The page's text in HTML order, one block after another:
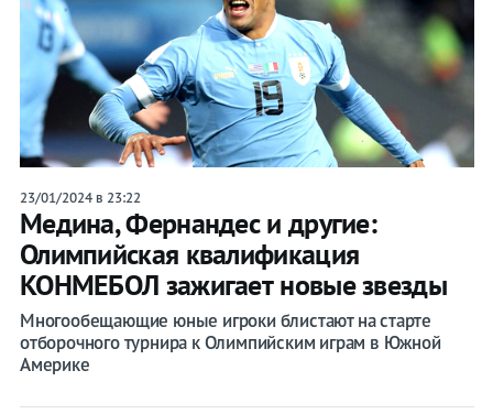
23/01/2024 в 23:22
Медина, Фернандес и другие:
Олимпийская квалификация
КОНМЕБОЛ зажигает новые звезды
Многообещающие юные игроки блистают на старте
отборочного турнира к Олимпийским играм в Южной
Америке